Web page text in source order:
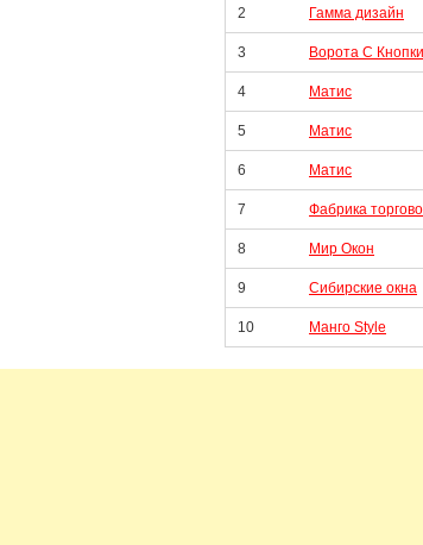
2 Гамма дизайн
3 Ворота С Кнопки
4 Матис
5 Матис
6 Матис
7 Фабрика
8 Мир Окон
9 Сибирские окна
10 Манго Style